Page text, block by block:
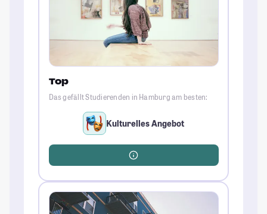
Top
Das gefällt Studierenden in Hamburg am besten:
Kulturelles Angebot